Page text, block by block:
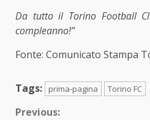
Da tutto il Torino Football
compleanno!”
Fonte: Comunicato Stampa
Tags: prima-pagina Torino FC
Previous: